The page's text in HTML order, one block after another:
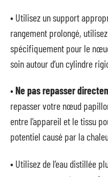
• Utilisez un support
rangement prolongé,
spécifiquement pour le
soin autour d’un cylindre
•Ne pas repasser
repasser votre nœud
entre l’appareil et le tissu
potentiel causé par la
• Utilisez de l’eau distillée